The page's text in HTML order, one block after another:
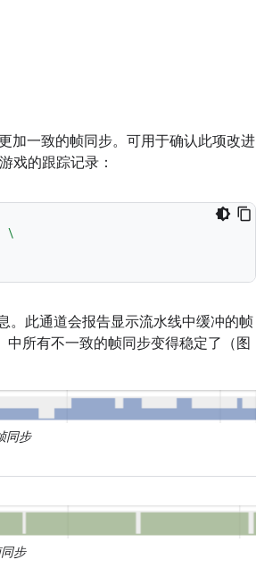
加一致的帧同步。可用于确认此项改进
戏的跟踪记录：
\
。此通道会报告显示流水线中缓冲的帧
所有不一致的帧同步变得稳定了（图
同步
步